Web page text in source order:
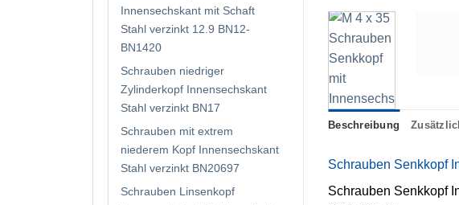
Innensechskant mit Schaft
Stahl verzinkt 12.9 BN12-
BN1420
Schrauben niedriger
Zylinderkopf Innensechskant
Stahl verzinkt BN17
Schrauben mit extrem
niederem Kopf Innensechskant
Stahl verzinkt BN20697
Schrauben Linsenkopf
Beschreibung
Schrauben Senkkopf
Schrauben Senkkopf